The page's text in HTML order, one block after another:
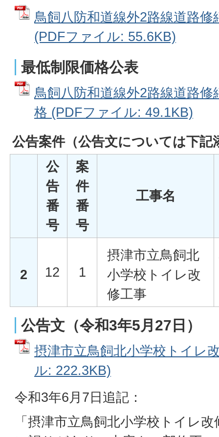
鳥飼八防和道線外2路線道路修
(PDFファイル: 55.6KB)
最低制限価格公表
鳥飼八防和道線外2路線道路修
格 (PDFファイル: 49.1KB)
公告案件（公告文については下記
公
告
番
号
案
件
番
号
工事名
2 12 1
摂津市立鳥飼北
小学校トイレ改
修工事
公告文（令和3年5月27日）
摂津市立鳥飼北小学校トイレ
ル: 222.3KB)
令和3年6月7日追記：
「摂津市立鳥飼北小学校トイレ